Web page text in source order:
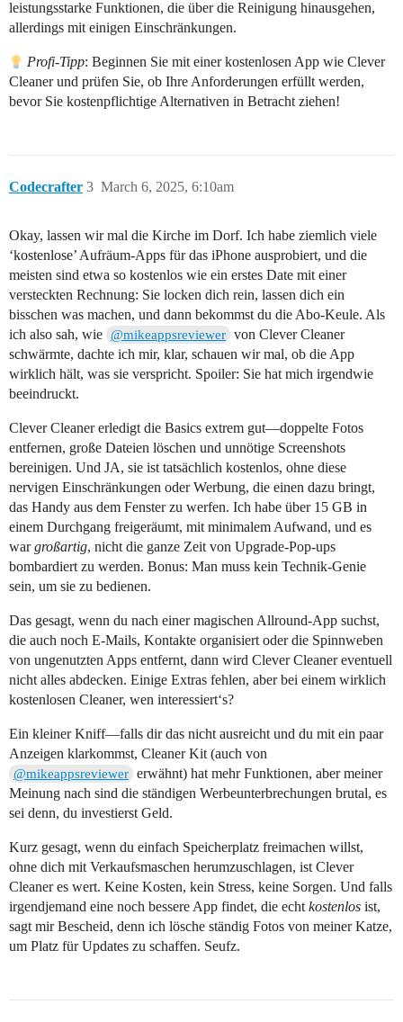
leistungsstarke Funktionen, die über die Reinigung hinausgehen,
allerdings mit einigen Einschränkungen.
Profi-Tipp: Beginnen Sie mit einer kostenlosen App wie Clever
Cleaner und prüfen Sie, ob Ihre Anforderungen erfüllt werden,
bevor Sie kostenpflichtige Alternativen in Betracht ziehen!
Codecrafter March 6, 2025, 6:10am
3
Okay, lassen wir mal die Kirche im Dorf. Ich habe ziemlich viele
‘kostenlose’ Aufräum-Apps für das iPhone ausprobiert, und die
meisten sind etwa so kostenlos wie ein erstes Date mit einer
versteckten Rechnung: Sie locken dich rein, lassen dich ein
bisschen was machen, und dann bekommst du die Abo-Keule. Als
ich also sah, wie @mikeappsreviewer von Clever Cleaner
schwärmte, dachte ich mir, klar, schauen wir mal, ob die App
wirklich hält, was sie verspricht. Spoiler: Sie hat mich irgendwie
beeindruckt.
Clever Cleaner erledigt die Basics extrem gut—doppelte Fotos
entfernen, große Dateien löschen und unnötige Screenshots
bereinigen. Und JA, sie ist tatsächlich kostenlos, ohne diese
nervigen Einschränkungen oder Werbung, die einen dazu bringt,
das Handy aus dem Fenster zu werfen. Ich habe über 15 GB in
einem Durchgang freigeräumt, mit minimalem Aufwand, und es
wargroßartig, nicht die ganze Zeit von Upgrade-Pop-ups
bombardiert zu werden. Bonus: Man muss kein Technik-Genie
sein, um sie zu bedienen.
Das gesagt, wenn du nach einer magischen Allround-App suchst,
die auch noch E-Mails, Kontakte organisiert oder die Spinnweben
von ungenutzten Apps entfernt, dann wird Clever Cleaner eventuell
nicht alles abdecken. Einige Extras fehlen, aber bei einem wirklich
kostenlosen Cleaner, wen interessiert‘s?
Ein kleiner Kniff—falls dir das nicht ausreicht und du mit ein paar
Anzeigen klarkommst, Cleaner Kit (auch von
@mikeappsreviewer erwähnt) hat mehr Funktionen, aber meiner
Meinung nach sind die ständigen Werbeunterbrechungen brutal, es
sei denn, du investierst Geld.
Kurz gesagt, wenn du einfach Speicherplatz freimachen willst,
ohne dich mit Verkaufsmaschen herumzuschlagen, ist Clever
Cleaner es wert. Keine Kosten, kein Stress, keine Sorgen. Und falls
irgendjemand eine noch bessere App findet, die echt kostenlos ist,
sagt mir Bescheid, denn ich lösche ständig Fotos von meiner Katze,
um Platz für Updates zu schaffen. Seufz.